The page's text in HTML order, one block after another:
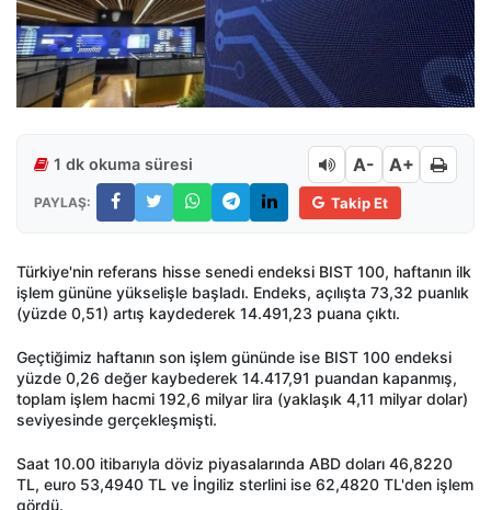
1 dk okuma süresi A- A+
PAYLAŞ: Takip Et
Türkiye'nin referans hisse senedi endeksi BIST 100, haftanın ilk
işlem gününe yükselişle başladı. Endeks, açılışta 73,32 puanlık
(yüzde 0,51) artış kaydederek 14.491,23 puana çıktı.
Geçtiğimiz haftanın son işlem gününde ise BIST 100 endeksi
yüzde 0,26 değer kaybederek 14.417,91 puandan kapanmış,
toplam işlem hacmi 192,6 milyar lira (yaklaşık 4,11 milyar dolar)
seviyesinde gerçekleşmişti.
Saat 10.00 itibarıyla döviz piyasalarında ABD doları 46,8220
TL, euro 53,4940 TL ve İngiliz sterlini ise 62,4820 TL'den işlem
gördü.